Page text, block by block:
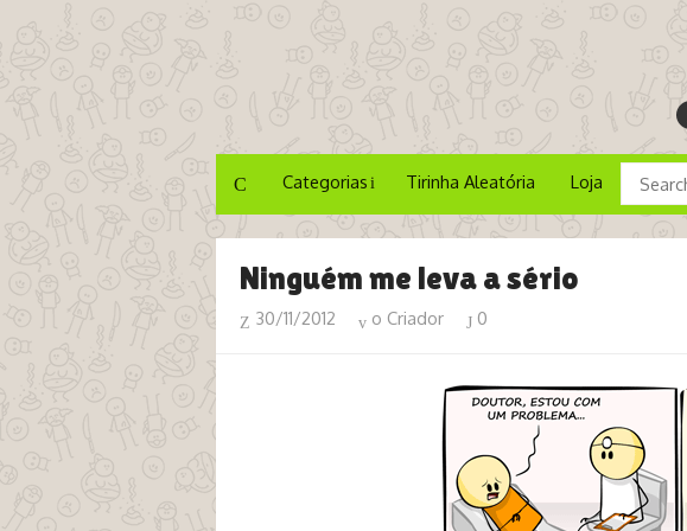
Categorias Tirinha Aleatória Loja
Ninguém me leva a sério
30/11/2012 o Criador 0